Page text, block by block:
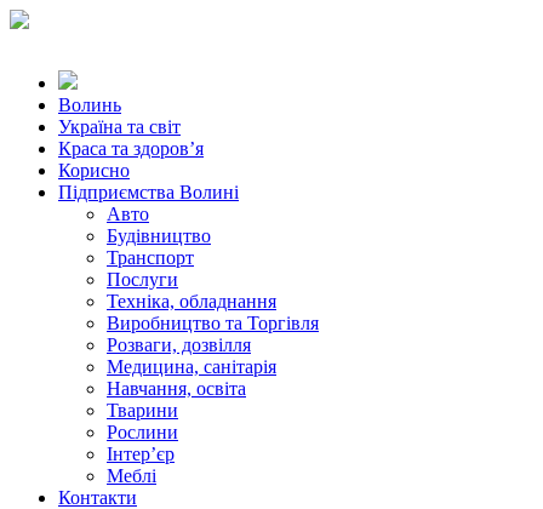
Волинь
Україна та світ
Краса та здоров’я
Корисно
Підприємства Волині
Авто
Будівництво
Транспорт
Послуги
Техніка, обладнання
Виробництво та Торгівля
Розваги, дозвілля
Медицина, санітарія
Навчання, освіта
Тварини
Рослини
Інтер’єр
Меблі
Контакти